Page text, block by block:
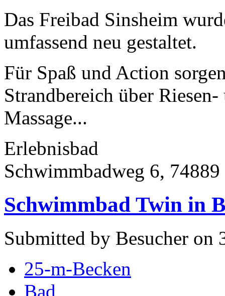
Das Freibad Sinsheim
umfassend neu gestaltet.
Für Spaß und Action
Strandbereich über
Massage...
Erlebnisbad
Schwimmbadweg 6,
Schwimmbad Twin in
Submitted by Besucher on
25-m-Becken
Bad